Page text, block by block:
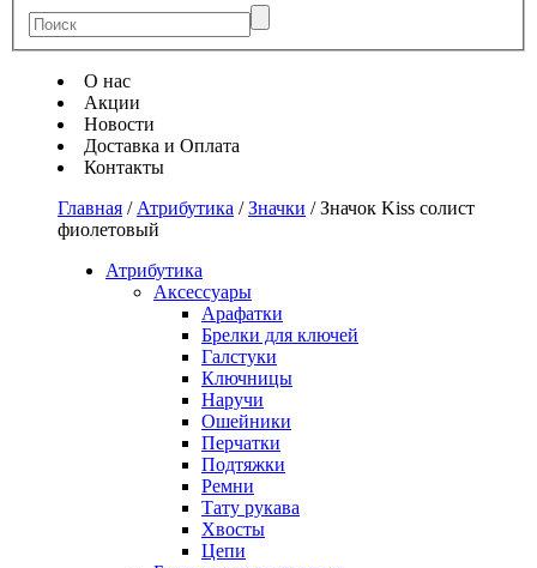
О нас
Акции
Новости
Доставка и Оплата
Контакты
Главная / Атрибутика /Значки /Значок Kiss солист
фиолетовый
Атрибутика
Аксессуары
Арафатки
Брелки для ключей
Галстуки
Ключницы
Наручи
Ошейники
Перчатки
Подтяжки
Ремни
Тату рукава
Хвосты
Цепи